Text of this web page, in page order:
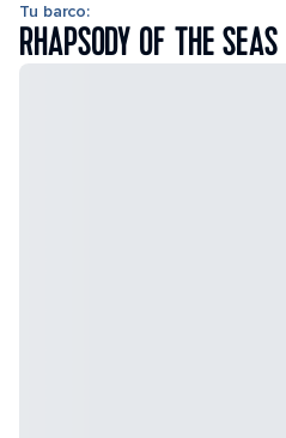
Tu barco:
RHAPSODY OF THE SEAS